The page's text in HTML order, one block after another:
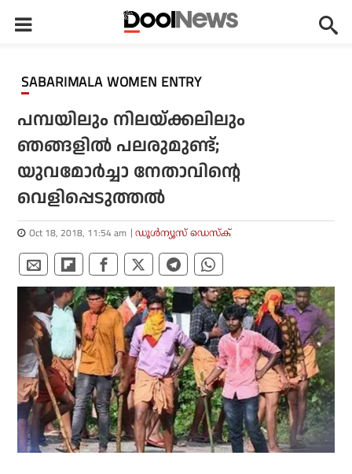
SABARIMALA WOMEN ENTRY
പമ്പയിലും നിലയ്ക്കലിലും
ഞങ്ങളില്‍ പലരുമുണ്ട്‌;
യുവമോര്‍ച്ചാ നേതാവിന്റെ
വെളിപ്പെടുത്തല്‍
Oct 18, 2018, 11:54 am ഡൂള്‍ന്യൂസ് ഡെസ്‌ക്